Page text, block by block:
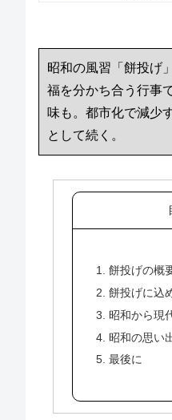
昭和の風習「餅投げ
福を分かち合う行事
味も。都市化で減少
として続く。
1. 餅投げの概
2. 餅投げに込
3. 昭和から現
4. 昭和の思い
5. 最後に